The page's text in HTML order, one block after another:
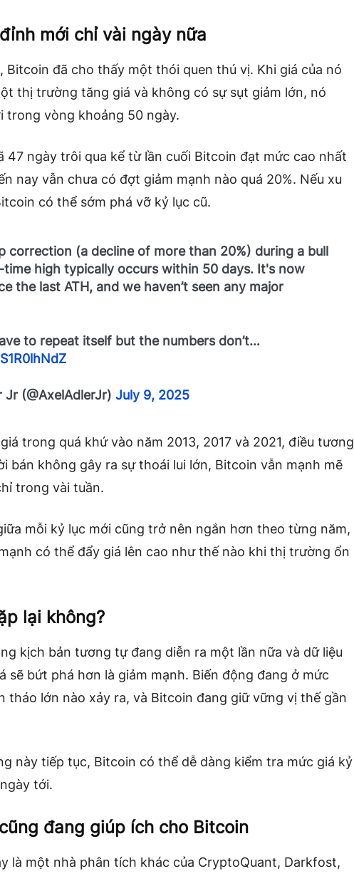
mới chỉ vài ngày nữa
Bitcoin đã cho thấy một thói quen thú vị. Khi giá của nó
thị trường tăng giá và không có sự sụt giảm lớn, nó
trong vòng khoảng 50 ngày.
47 ngày trôi qua kể từ lần cuối Bitcoin đạt mức cao nhất
nay vẫn chưa có đợt giảm mạnh nào quá 20%. Nếu xu
có thể sớm phá vỡ kỷ lục cũ.
correction (a decline of more than 20%) during a bull
time high typically occurs within 50 days. It's now
the last ATH, and we haven’t seen any major
to repeat itself but the numbers don’t…
Jr (@AxelAdlerJr)July 9, 2025
trong quá khứ vào năm 2013, 2017 và 2021, điều tương
bán không gây ra sự thoái lui lớn, Bitcoin vẫn mạnh mẽ
trong vài tuần.
mỗi kỷ lục mới cũng trở nên ngắn hơn theo từng năm,
có thể đẩy giá lên cao như thế nào khi thị trường ổn
lại không?
kịch bản tương tự đang diễn ra một lần nữa và dữ liệu
sẽ bứt phá hơn là giảm mạnh. Biến động đang ở mức
tháo lớn nào xảy ra, và Bitcoin đang giữ vững vị thế gần
này tiếp tục, Bitcoin có thể dễ dàng kiểm tra mức giá kỷ
tới.
đang giúp ích cho Bitcoin
là một nhà phân tích khác của CryptoQuant, Darkfost,